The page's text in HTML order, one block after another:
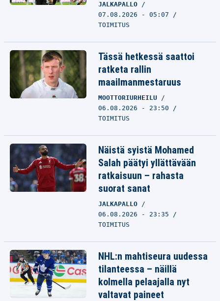
JALKAPALLO
07.08.2026 - 05:07
TOIMITUS
Tässä hetkessä saattoi
ratketa rallin
maailmanmestaruus
MOOTTORIURHEILU
06.08.2026 - 23:50
TOIMITUS
Näistä syistä Mohamed
Salah päätyi yllättävään
ratkaisuun – rahasta
suorat sanat
JALKAPALLO
06.08.2026 - 23:35
TOIMITUS
NHL:n mahtiseura uudessa
tilanteessa – näillä
kolmella pelaajalla nyt
valtavat paineet